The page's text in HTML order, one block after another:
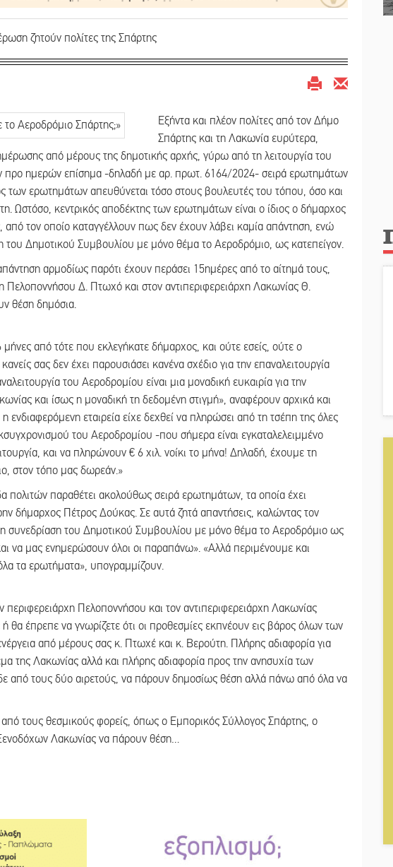
ζητούν πολίτες της Σπάρτης
Εξήντα και πλέον πολίτες από τον Δήμο
Σπάρτης και τη Λακωνία ευρύτερα,
από μέρους της δημοτικής αρχής, γύρω από τη λειτουργία του
προ ημερών επίσημα -δηλαδή με αρ. πρωτ. 6164/2024- σειρά ερωτημάτων
των ερωτημάτων απευθύνεται τόσο στους βουλευτές του τόπου, όσο και
Ωστόσο, κεντρικός αποδέκτης των ερωτημάτων είναι ο ίδιος ο δήμαρχος
τον οποίο καταγγέλλουν πως δεν έχουν λάβει καμία απάντηση, ενώ
του Δημοτικού Συμβουλίου με μόνο θέμα το Αεροδρόμιο, ως κατεπείγον.
αρμοδίως παρότι έχουν περάσει 15ημέρες από το αίτημά τους,
Πελοποννήσου Δ. Πτωχό και στον αντιπεριφερειάρχη Λακωνίας Θ.
θέση δημόσια.
από τότε που εκλεγήκατε δήμαρχος, και ούτε εσείς, ούτε ο
σας δεν έχει παρουσιάσει κανένα σχέδιο για την επαναλειτουργία
του Αεροδρομίου είναι μια μοναδική ευκαιρία για την
και ίσως η μοναδική τη δεδομένη στιγμή», αναφέρουν αρχικά και
ενδιαφερόμενη εταιρεία είχε δεχθεί να πληρώσει από τη τσέπη της όλες
του Αεροδρομίου -που σήμερα είναι εγκαταλελειμμένο
και να πληρώνουν € 6 χιλ. νοίκι το μήνα! Δηλαδή, έχουμε τη
στον τόπο μας δωρεάν.»
πολιτών παραθέτει ακολούθως σειρά ερωτημάτων, τα οποία έχει
δήμαρχος Πέτρος Δούκας. Σε αυτά ζητά απαντήσεις, καλώντας τον
συνεδρίαση του Δημοτικού Συμβουλίου με μόνο θέμα το Αεροδρόμιο ως
να μας ενημερώσουν όλοι οι παραπάνω». «Αλλά περιμένουμε και
τα ερωτήματα», υπογραμμίζουν.
περιφερειάρχη Πελοποννήσου και τον αντιπεριφερειάρχη Λακωνίας
ή θα έπρεπε να γνωρίζετε ότι οι προθεσμίες εκπνέουν εις βάρος όλων των
από μέρους σας κ. Πτωχέ και κ. Βερούτη. Πλήρης αδιαφορία για
της Λακωνίας αλλά και πλήρης αδιαφορία προς την ανησυχία των
από τους δύο αιρετούς, να πάρουν δημοσίως θέση αλλά πάνω από όλα να
από τους θεσμικούς φορείς, όπως ο Εμπορικός Σύλλογος Σπάρτης, ο
Λακωνίας να πάρουν θέση…